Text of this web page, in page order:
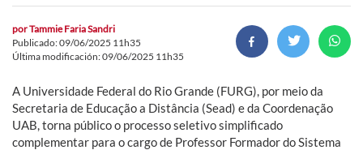
porTammie Faria Sandri
Publicado: 09/06/2025 11h35
Última modificación: 09/06/2025 11h35
A Universidade Federal do Rio Grande (FURG), por meio da
Secretaria de Educação a Distância (Sead) e da Coordenação
UAB, torna público o processo seletivo simplificado
complementar para o cargo de Professor Formador do Sistema